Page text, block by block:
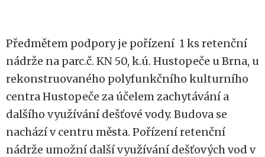
Předmětem podpory je pořízení 1 ks retenční
nádrže na parc.č. KN 50, k.ú. Hustopeče u Brna, u
rekonstruovaného polyfunkčního kulturního
centra Hustopeče za účelem zachytávání a
dalšího využívání dešťové vody. Budova se
nachází v centru města. Pořízení retenční
nádrže umožní další využívání dešťových vod v